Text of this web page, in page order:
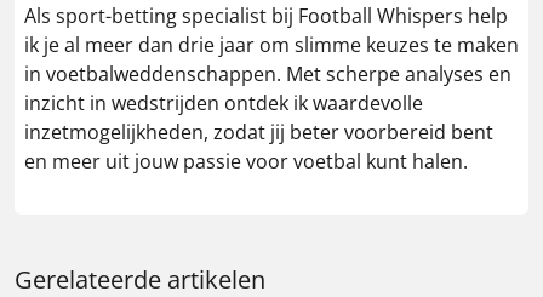
Als sport-betting specialist bij Football Whispers help
ik je al meer dan drie jaar om slimme keuzes te maken
in voetbalweddenschappen. Met scherpe analyses en
inzicht in wedstrijden ontdek ik waardevolle
inzetmogelijkheden, zodat jij beter voorbereid bent
en meer uit jouw passie voor voetbal kunt halen.
Gerelateerde artikelen